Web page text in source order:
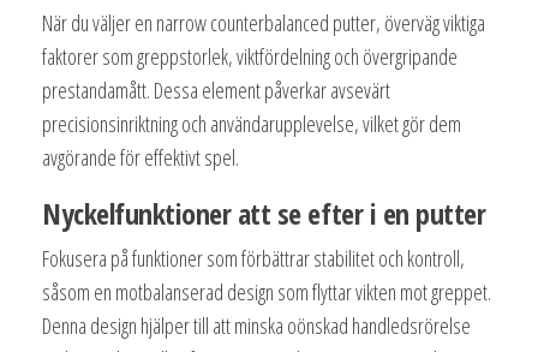
När du väljer en narrow counterbalanced putter, överväg viktiga
faktorer som greppstorlek, viktfördelning och övergripande
prestandamått. Dessa element påverkar avsevärt
precisionsinriktning och användarupplevelse, vilket gör dem
avgörande för effektivt spel.
Nyckelfunktioner att se efter i en putter
Fokusera på funktioner som förbättrar stabilitet och kontroll,
såsom en motbalanserad design som flyttar vikten mot greppet.
Denna design hjälper till att minska oönskad handledsrörelse